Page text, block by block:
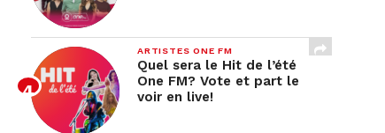
ARTISTES ONE FM
Quel sera le Hit de l’été
One FM? Vote et part le
voir en live!